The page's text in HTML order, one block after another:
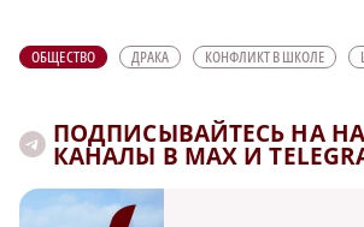
ОБЩЕСТВО ДРАКА КОНФЛИКТ В ШКОЛЕ
ПОДПИСЫВАЙТЕСЬ НА
КАНАЛЫ В MAX И